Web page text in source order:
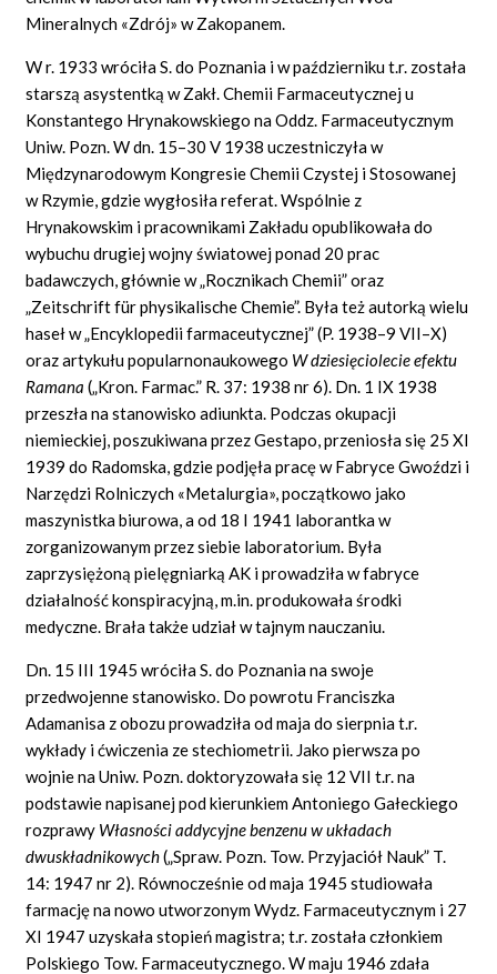
Mineralnych «Zdrój» w Zakopanem.
W r. 1933 wróciła S. do Poznania i w październiku t.r. została
starszą asystentką w Zakł. Chemii Farmaceutycznej u
Konstantego Hrynakowskiego na Oddz. Farmaceutycznym
Uniw. Pozn. W dn. 15–30 V 1938 uczestniczyła w
Międzynarodowym Kongresie Chemii Czystej i Stosowanej
w Rzymie, gdzie wygłosiła referat. Wspólnie z
Hrynakowskim i pracownikami Zakładu opublikowała do
wybuchu drugiej wojny światowej ponad 20 prac
badawczych, głównie w „Rocznikach Chemii” oraz
„Zeitschrift für physikalische Chemie”. Była też autorką wielu
haseł w „Encyklopedii farmaceutycznej” (P. 1938–9 VII–X)
oraz artykułu popularnonaukowego W dziesięciolecie efektu
Ramana(„Kron. Farmac.” R. 37: 1938 nr 6). Dn. 1 IX 1938
przeszła na stanowisko adiunkta. Podczas okupacji
niemieckiej, poszukiwana przez Gestapo, przeniosła się 25 XI
1939 do Radomska, gdzie podjęła pracę w Fabryce Gwoździ i
Narzędzi Rolniczych «Metalurgia», początkowo jako
maszynistka biurowa, a od 18 I 1941 laborantka w
zorganizowanym przez siebie laboratorium. Była
zaprzysiężoną pielęgniarką AK i prowadziła w fabryce
działalność konspiracyjną, m.in. produkowała środki
medyczne. Brała także udział w tajnym nauczaniu.
Dn. 15 III 1945 wróciła S. do Poznania na swoje
przedwojenne stanowisko. Do powrotu Franciszka
Adamanisa z obozu prowadziła od maja do sierpnia t.r.
wykłady i ćwiczenia ze stechiometrii. Jako pierwsza po
wojnie na Uniw. Pozn. doktoryzowała się 12 VII t.r. na
podstawie napisanej pod kierunkiem Antoniego Gałeckiego
rozprawy Własności addycyjne benzenu w układach
dwuskładnikowych(„Spraw. Pozn. Tow. Przyjaciół Nauk” T.
14: 1947 nr 2). Równocześnie od maja 1945 studiowała
farmację na nowo utworzonym Wydz. Farmaceutycznym i 27
XI 1947 uzyskała stopień magistra; t.r. została członkiem
Polskiego Tow. Farmaceutycznego. W maju 1946 zdała